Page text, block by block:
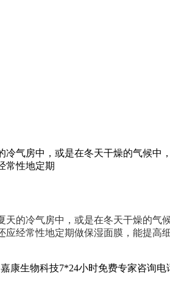
气房中，或是在冬天干燥的气候
常性地定期
天的冷气房中，或是在冬天干燥的
经常性地定期做保湿面膜，能提高